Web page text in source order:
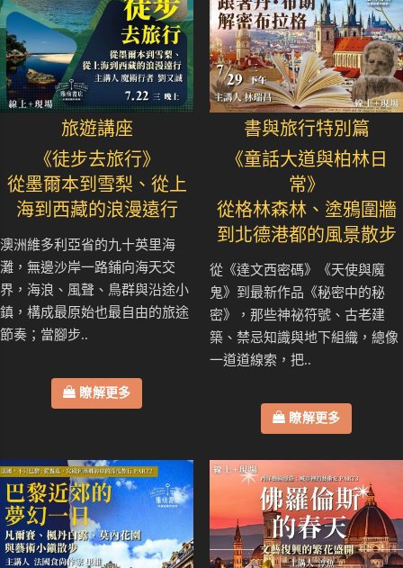
旅遊講座
《徒步去旅行》
從墨爾本到雪梨、從上
海到西藏的浪漫遠行
澳洲維多利亞省的九十英里海
灘，無邊沙岸一路鋪向海天交
界，海浪、風聲、鳥群與沿途小
鎮，構成最原始也最自由的旅途
節奏；當腳步..
瞭解更多
書與旅行特別篇
《童話大道與柏林日
常》
從格林森林、塗鴉圍牆
到北德港都的風景散步
從《達文西密碼》《天使與魔
鬼》到最新作品《秘密中的秘
密》，那些神祕符號、古老建
築、禁忌知識與地下組織，總像
一道道線索，把..
瞭解更多